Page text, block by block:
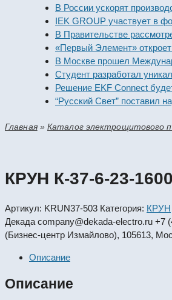
В России ускорят
IEK GROUP участвует в
В Правительстве рассмотрели
«Первый Элемент» откроет
В Москве прошел
Студент разработал
Решение EKF Connect будет
“Русский Свет” поставил
Главная»Каталог электрощитового
КРУН К-37-6-23-
Артикул: KRUN37-503 Категория: КРУН
Декада company@dekada-electro.ru +7
(Бизнес-центр Измайлово), 105613,
Описание
Описание